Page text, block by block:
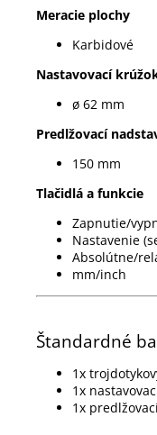
Meracie plochy
Karbidové
Nastavovací
ø 62 mm
Predlžovací
150 mm
Tlačidlá a funkcie
Zapnutie/
Nastavenie
Absolútne/
mm/inch
Štandardné
1x
1x
1x